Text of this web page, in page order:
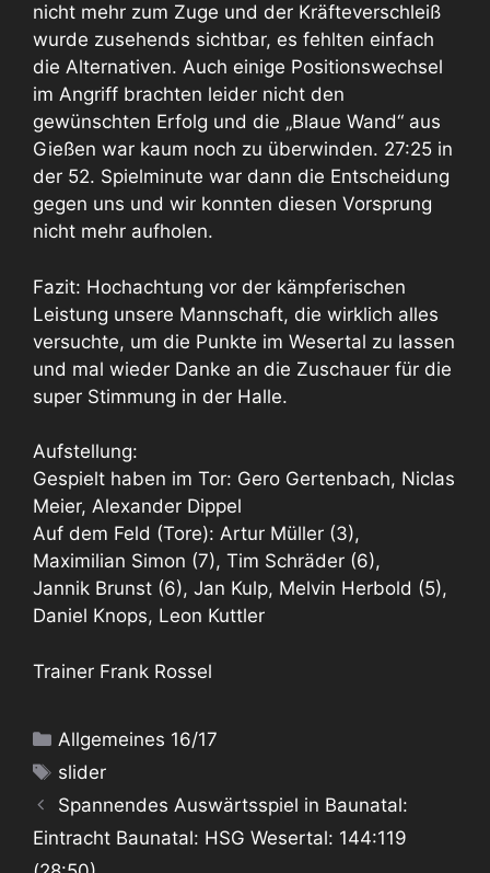
nicht mehr zum Zuge und der Kräfteverschleiß
wurde zusehends sichtbar, es fehlten einfach
die Alternativen. Auch einige Positionswechsel
im Angriff brachten leider nicht den
gewünschten Erfolg und die „Blaue Wand“ aus
Gießen war kaum noch zu überwinden. 27:25 in
der 52. Spielminute war dann die Entscheidung
gegen uns und wir konnten diesen Vorsprung
nicht mehr aufholen.
Fazit: Hochachtung vor der kämpferischen
Leistung unsere Mannschaft, die wirklich alles
versuchte, um die Punkte im Wesertal zu lassen
und mal wieder Danke an die Zuschauer für die
super Stimmung in der Halle.
Aufstellung:
Gespielt haben im Tor: Gero Gertenbach, Niclas
Meier, Alexander Dippel
Auf dem Feld (Tore): Artur Müller (3),
Maximilian Simon (7), Tim Schräder (6),
Jannik Brunst (6), Jan Kulp, Melvin Herbold (5),
Daniel Knops, Leon Kuttler
Trainer Frank Rossel
Kategorien
Allgemeines 16/17
Schlagwörter
slider
Spannendes Auswärtsspiel in Baunatal:
Eintracht Baunatal: HSG Wesertal: 144:119